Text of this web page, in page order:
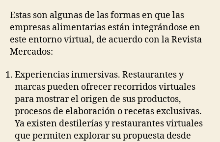
Estas son algunas de las formas en que las
empresas alimentarias están integrándose en
este entorno virtual, de acuerdo con la Revista
Mercados:
Experiencias inmersivas. Restaurantes y
marcas pueden ofrecer recorridos virtuales
para mostrar el origen de sus productos,
procesos de elaboración o recetas exclusivas.
Ya existen destilerías y restaurantes virtuales
que permiten explorar su propuesta desde